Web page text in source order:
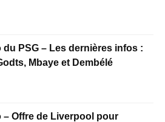
du PSG – Les dernières infos :
Mbaye et Dembélé
– Offre de Liverpool pour